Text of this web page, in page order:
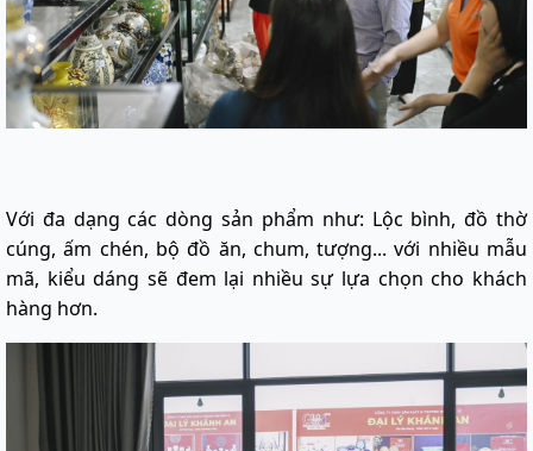
Với đa dạng các dòng sản phẩm như: Lộc bình, đồ thờ
cúng, ấm chén, bộ đồ ăn, chum, tượng... với nhiều mẫu
mã, kiểu dáng sẽ đem lại nhiều sự lựa chọn cho khách
hàng hơn.